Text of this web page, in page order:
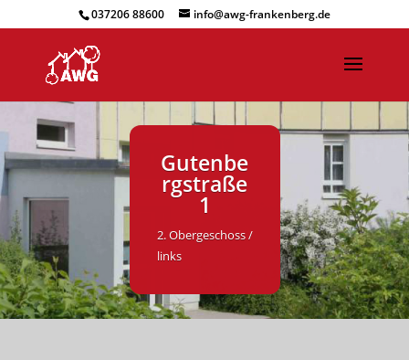
037206 88600 info@awg-frankenberg.de
Gutenbe
rgstraße
1
2. Obergeschoss /
links